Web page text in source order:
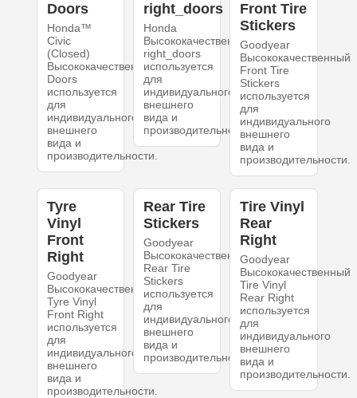
Doors
Honda™
Civic
(Closed)
Высококачественный
Doors
используется
для
индивидуального
внешнего
вида и
производительности.
right_doors
Honda
Высококачественный
right_doors
используется
для
индивидуального
внешнего
вида и
производительности.
Front Tire
Stickers
Goodyear
Высококачественный
Front Tire
Stickers
используется
для
индивидуального
внешнего
вида и
производительности.
Tyre
Vinyl
Front
Right
Goodyear
Высококачественный
Tyre Vinyl
Front Right
используется
для
индивидуального
внешнего
вида и
производительности.
Rear Tire
Stickers
Goodyear
Высококачественный
Rear Tire
Stickers
используется
для
индивидуального
внешнего
вида и
производительности.
Tire Vinyl
Rear
Right
Goodyear
Высококачественный
Tire Vinyl
Rear Right
используется
для
индивидуального
внешнего
вида и
производительности.